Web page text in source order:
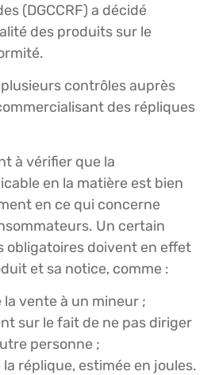
(DGCCRF) a décidé
des produits sur le
contrôles auprès
des répliques
à vérifier que la
en la matière est bien
en ce qui concerne
Un certain
obligatoires doivent en effet
et sa notice, comme :
la vente à un mineur ;
sur le fait de ne pas diriger
personne ;
réplique, estimée en joules.